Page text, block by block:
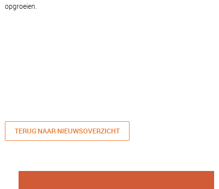
opgroeien.
TERUG NAAR NIEUWSOVERZICHT